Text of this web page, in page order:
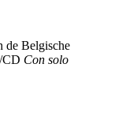
de Belgische
CD Con solo